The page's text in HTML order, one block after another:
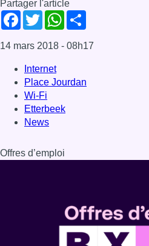
Partager l'article
Facebook
TwitterWhatsApp
14 mars 2018 - 08h17
Internet
Place Jourdan
Wi-Fi
Etterbeek
News
Offres d’emploi